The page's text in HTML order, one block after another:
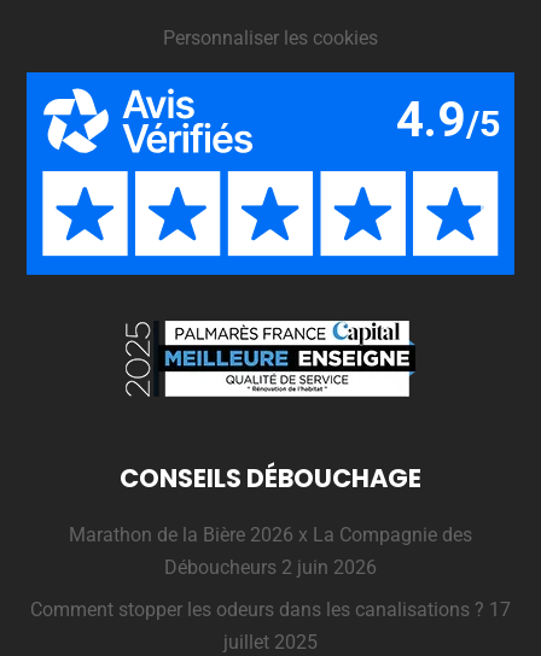
Personnaliser les cookies
CONSEILS DÉBOUCHAGE
Marathon de la Bière 2026 x La Compagnie des
Déboucheurs 2 juin 2026
Comment stopper les odeurs dans les canalisations ? 17
juillet 2025